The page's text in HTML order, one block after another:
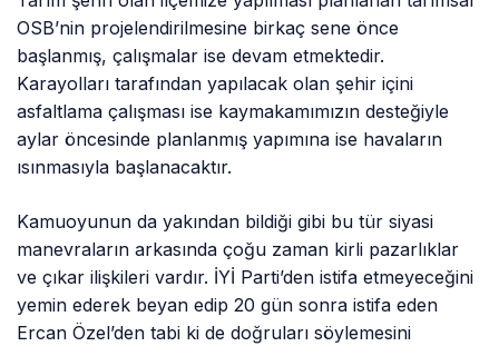
OSB’nin projelendirilmesine birkaç sene önce
başlanmış, çalışmalar ise devam etmektedir.
Karayolları tarafından yapılacak olan şehir içini
asfaltlama çalışması ise kaymakamımızın desteğiyle
aylar öncesinde planlanmış yapımına ise havaların
ısınmasıyla başlanacaktır.
Kamuoyunun da yakından bildiği gibi bu tür siyasi
manevraların arkasında çoğu zaman kirli pazarlıklar
ve çıkar ilişkileri vardır. İYİ Parti’den istifa etmeyeceğini
yemin ederek beyan edip 20 gün sonra istifa eden
Ercan Özel’den tabi ki de doğruları söylemesini